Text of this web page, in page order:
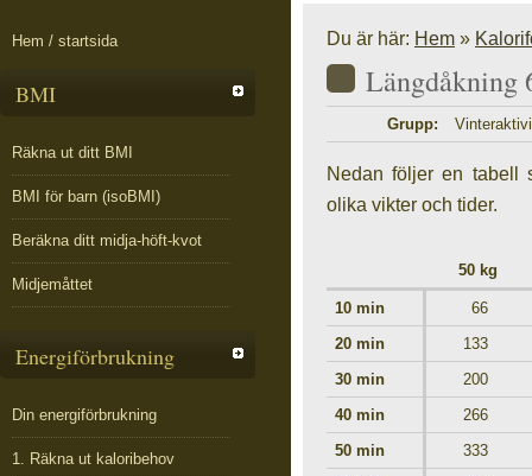
Hem / startsida
BMI
Räkna ut ditt BMI
BMI för barn (isoBMI)
Beräkna ditt midja-höft-kvot
Midjemåttet
Energiförbrukning
Din energiförbrukning
1. Räkna ut kaloribehov
Du är här: Hem »
Längdåkning
Grupp:
Nedan följer en tabell
olika vikter och tider.
50 kg
10 min
66
20 min
133
30 min
200
40 min
266
50 min
333